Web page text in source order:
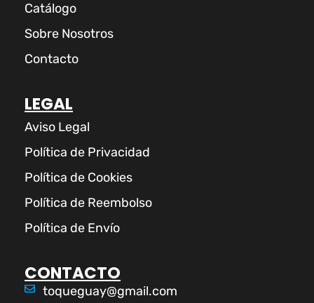
Catálogo
Sobre Nosotros
Contacto
LEGAL
Aviso Legal
Política de Privacidad
Política de Cookies
Política de Reembolso
Política de Envío
CONTACTO
toqueguay@gmail.com